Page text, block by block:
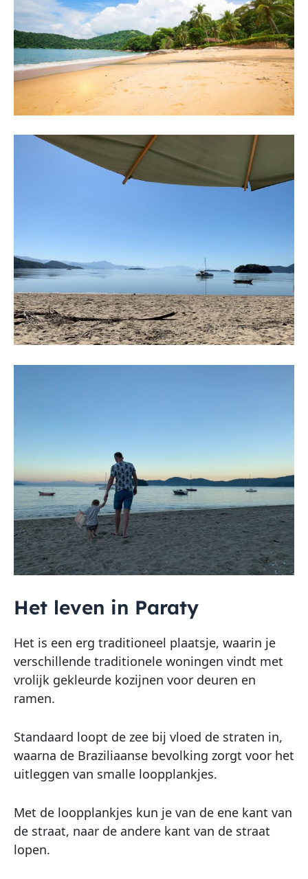
Het leven in Paraty
Het is een erg traditioneel plaatsje, waarin je
verschillende traditionele woningen vindt met
vrolijk gekleurde kozijnen voor deuren en
ramen.
Standaard loopt de zee bij vloed de straten in,
waarna de Braziliaanse bevolking zorgt voor het
uitleggen van smalle loopplankjes.
Met de loopplankjes kun je van de ene kant van
de straat, naar de andere kant van de straat
lopen.